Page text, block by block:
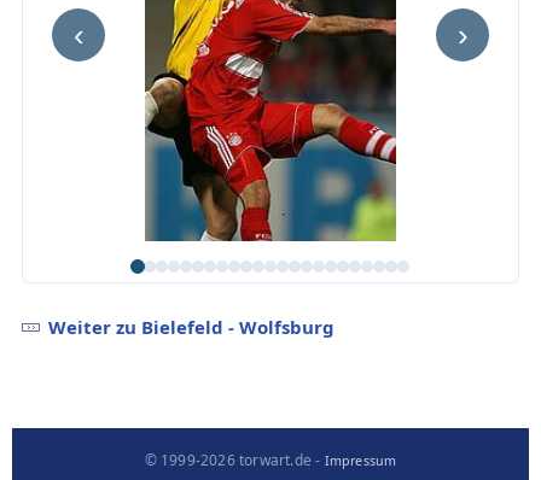
‹ ›
Weiter zu Bielefeld - Wolfsburg
© 1999-2026 torwart.de - Impressum